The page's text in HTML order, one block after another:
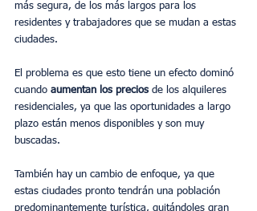
más segura, de los más largos para los
residentes y trabajadores que se mudan a estas
ciudades.
El problema es que esto tiene un efecto dominó
cuando aumentan los precios de los alquileres
residenciales, ya que las oportunidades a largo
plazo están menos disponibles y son muy
buscadas.
También hay un cambio de enfoque, ya que
estas ciudades pronto tendrán una población
predominantemente turística, quitándoles gran